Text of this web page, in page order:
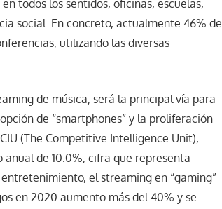
todos los sentidos, oficinas, escuelas,
social. En concreto, actualmente 46% de
utilizando las diversas
de música, será la principal vía para
de “smartphones” y la proliferación
(The Competitive Intelligence Unit),
de 10.0%, cifra que representa
el streaming en “gaming”
en 2020 aumento más del 40% y se